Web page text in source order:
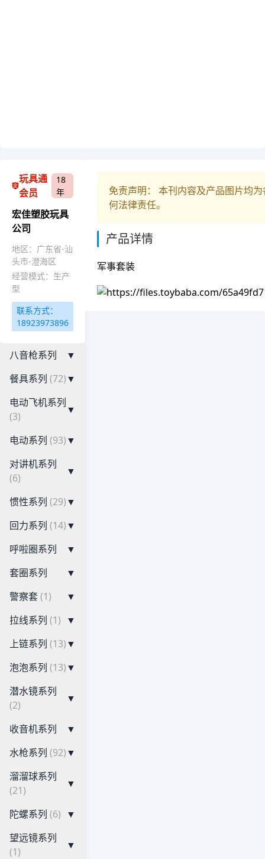
玩具通
会员
18
年
宏佳塑胶玩具
公司
地区：广东省-汕
头市-澄海区
经营模式：生产
型
联系方式：
18923973896
八音枪系列
▼
餐具系列 (72)▼
电动飞机系列
(3)
▼
电动系列 (93)▼
对讲机系列
(6)
▼
惯性系列 (29)▼
回力系列 (14)▼
呼啦圈系列
▼
套圈系列
▼
警察套(1)
▼
拉线系列 (1) ▼
上链系列 (13)▼
泡泡系列 (13)▼
潜水镜系列
(2)
▼
收音机系列
▼
水枪系列 (92)▼
溜溜球系列
(21)
▼
陀螺系列 (6) ▼
望远镜系列
(1)
▼
免责声明： 本刊内容及产品图片均
何法律责任。
产品详情
军事套装